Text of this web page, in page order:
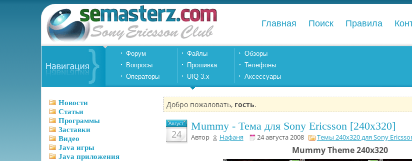
Главная Поиск Правила
Форум
Вопросы
Операторы
Файлы
Прошивка
UIQ 3.x
Обзоры
Телефоны
Аксессуары
Добро пожаловать, гость.
Август
24
Mummy - Тема для Sony Ericsson [240x320]
Автор Нафаня 24 августа 2008 Темы 240x320 для Sony
Mummy Theme 240x320
Новости
Статьи
Программы
Заставки
Видео
Java игры
Java приложения